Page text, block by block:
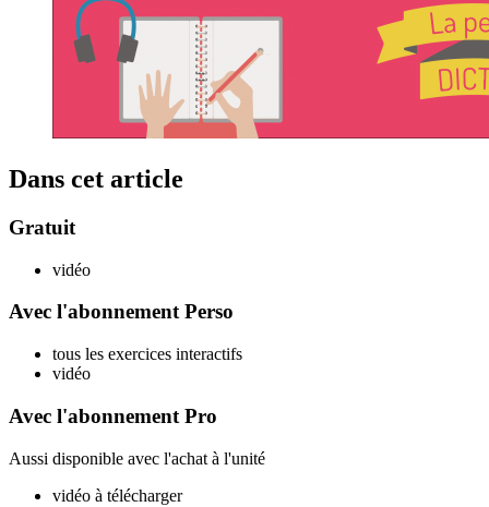
Dans cet article
Gratuit
vidéo
Avec l'abonnement Perso
tous les exercices interactifs
vidéo
Avec l'abonnement Pro
Aussi disponible avec l'achat à l'unité
vidéo à télécharger